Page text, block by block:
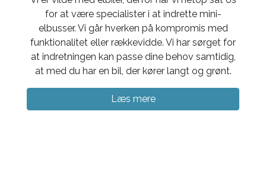
for at være specialister i at indrette mini-
elbusser. Vi går hverken på kompromis med
funktionalitet eller rækkevidde. Vi har sørget for
at indretningen kan passe dine behov samtidig,
at med du har en bil, der kører langt og grønt.
Læs mere